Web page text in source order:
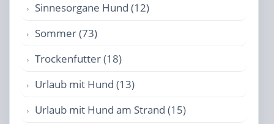
Sinnesorgane Hund (12)
Sommer (73)
Trockenfutter (18)
Urlaub mit Hund (13)
Urlaub mit Hund am Strand (15)